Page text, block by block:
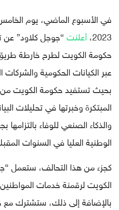
في الأسبوع الماضي، يوم الخامس
2023، أعلنت“جوجل كلاود” عن
حكومة الكويت لطرح خارطة
عبر الكيانات الحكومية والشركات
بحيث تستفيد حكومة الكويت
المبتكرة وخبرتها في تحليلات
والذكاء الصنعي للوفاء بالتزامها
الوطنية العليا في السنوات
كجزء من هذا التحالف، ستعمل
الكويت لرقمنة خدمات
بالإضافة إلى ذلك، ستشترك